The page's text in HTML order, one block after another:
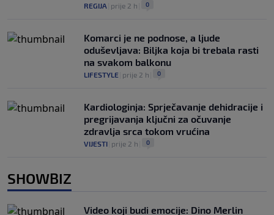
REGIJA prije 2 h 0
Komarci je ne podnose, a ljude
oduševljava: Biljka koja bi trebala rasti
na svakom balkonu
LIFESTYLE prije 2 h 0
Kardiologinja: Sprječavanje dehidracije i
pregrijavanja ključni za očuvanje
zdravlja srca tokom vrućina
VIJESTI prije 2 h 0
SHOWBIZ
Video koji budi emocije: Dino Merlin